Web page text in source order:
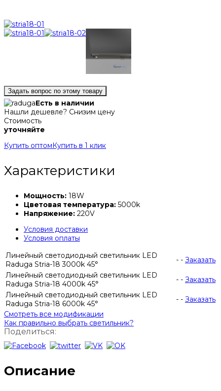
Задать вопрос по этому товару
Есть в наличии
Нашли дешевле? Снизим цену
Стоимость
уточняйте
Купить оптом Купить в 1 клик
Характеристики
Мощность: 18W
Цветовая температура: 5000k
Напряжение: 220V
Условия доставки
Условия оплаты
Линейный светодиодный светильник LED
Raduga Stria-18 3000k 45°
- - Заказать
Линейный светодиодный светильник LED
Raduga Stria-18 4000k 45°
- - Заказать
Линейный светодиодный светильник LED
Raduga Stria-18 6000k 45°
- - Заказать
Смотреть все модификации
Как правильно выбрать светильник?
Поделиться:
Описание